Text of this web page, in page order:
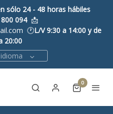
sólo 24 - 48 horas hábiles
094 📩
🕐L/V 9:30 a 14:00 y de
20:00
0